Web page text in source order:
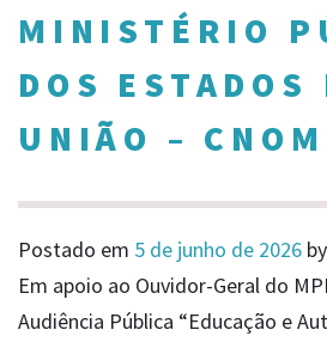
MINISTÉRIO
DOS ESTADOS
UNIÃO –
Postado em 5 de junho de 2026 by
Em apoio ao Ouvidor-Geral do
Audiência Pública “Educação e